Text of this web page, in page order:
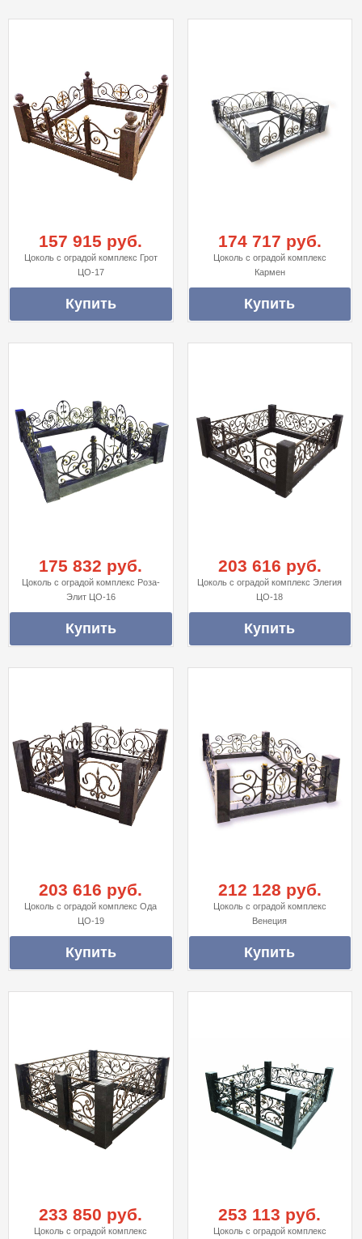
157 915 руб.
Цоколь с оградой комплекс Грот
ЦО-17
174 717 руб.
Цоколь с оградой комплекс
Кармен
175 832 руб.
Цоколь с оградой комплекс Роза-
Элит ЦО-16
203 616 руб.
Цоколь с оградой комплекс Элегия
ЦО-18
203 616 руб.
Цоколь с оградой комплекс Ода
ЦО-19
212 128 руб.
Цоколь с оградой комплекс
Венеция
233 850 руб.
Цоколь с оградой комплекс
253 113 руб.
Цоколь с оградой комплекс